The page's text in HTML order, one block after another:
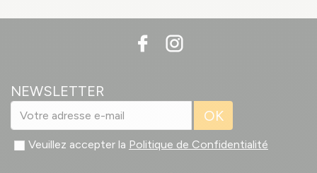
NEWSLETTER
OK
Veuillez accepter la Politique de Confidentialité